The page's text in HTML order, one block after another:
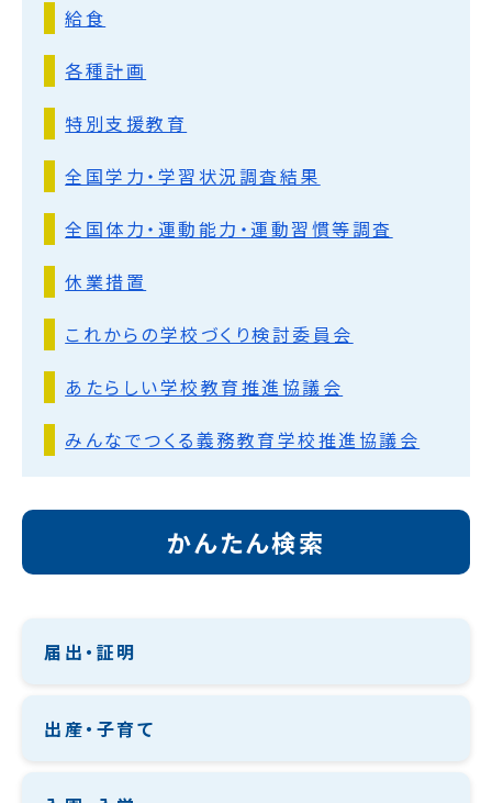
給食
各種計画
特別支援教育
全国学力・学習状況調査結果
全国体力・運動能力・運動習慣等調査
休業措置
これからの学校づくり検討委員会
あたらしい学校教育推進協議会
みんなでつくる義務教育学校推進協議会
かんたん検索
届出・証明
出産・子育て